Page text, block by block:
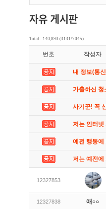
Total : 140,893 (3131/7045)
번호 작성자
내 정보(통
가출하신 청
사기꾼! 꼭
저는 인터넷
예전 행동에
저는 예전에
12327853
12327838 애○○